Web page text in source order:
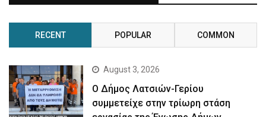
RECENT POPULAR COMMON
August 3, 2026
Ο Δήμος Λατσιών-Γερίου
συμμετείχε στην τρίωρη στάση